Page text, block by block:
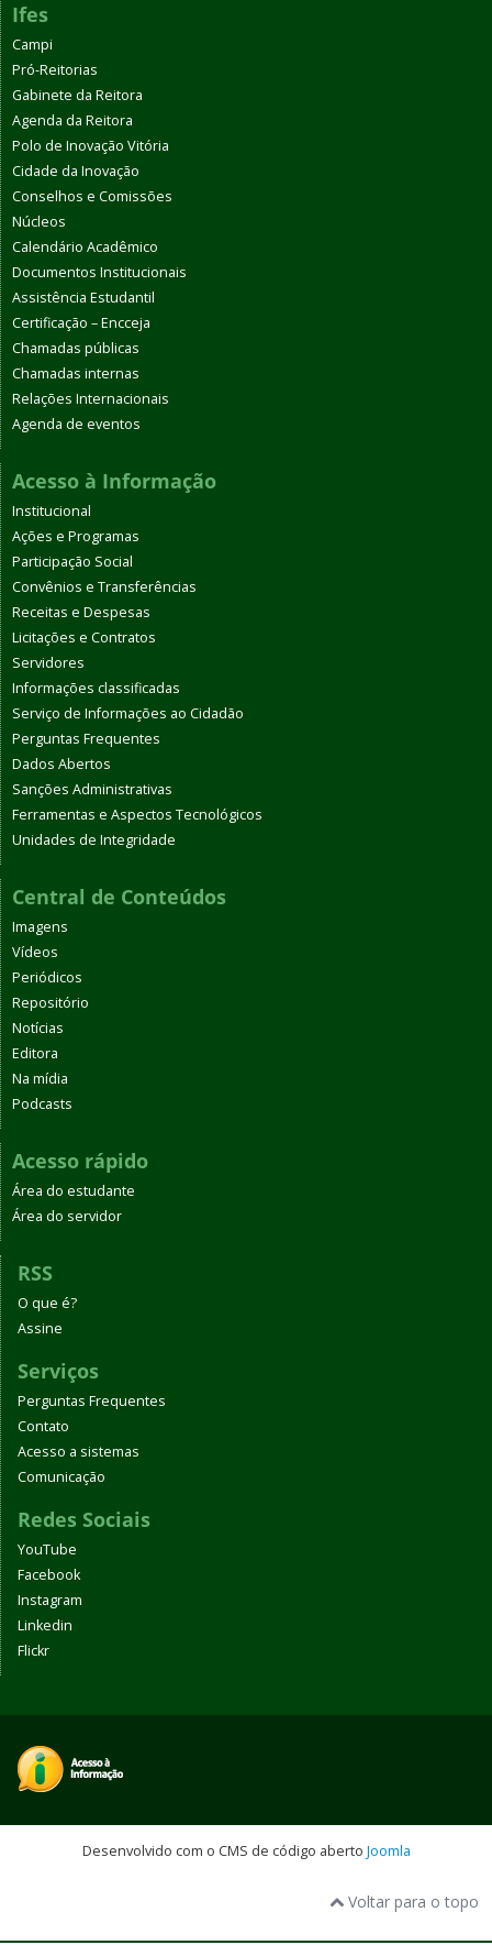
Ifes
Campi
Pró-Reitorias
Gabinete da Reitora
Agenda da Reitora
Polo de Inovação Vitória
Cidade da Inovação
Conselhos e Comissões
Núcleos
Calendário Acadêmico
Documentos Institucionais
Assistência Estudantil
Certificação – Encceja
Chamadas públicas
Chamadas internas
Relações Internacionais
Agenda de eventos
Acesso à Informação
Institucional
Ações e Programas
Participação Social
Convênios e Transferências
Receitas e Despesas
Licitações e Contratos
Servidores
Informações classificadas
Serviço de Informações ao Cidadão
Perguntas Frequentes
Dados Abertos
Sanções Administrativas
Ferramentas e Aspectos Tecnológicos
Unidades de Integridade
Central de Conteúdos
Imagens
Vídeos
Periódicos
Repositório
Notícias
Editora
Na mídia
Podcasts
Acesso rápido
Área do estudante
Área do servidor
RSS
O que é?
Assine
Serviços
Perguntas Frequentes
Contato
Acesso a sistemas
Comunicação
Redes Sociais
YouTube
Facebook
Instagram
Linkedin
Flickr
Desenvolvido com o CMS de código aberto Joomla
Voltar para o topo